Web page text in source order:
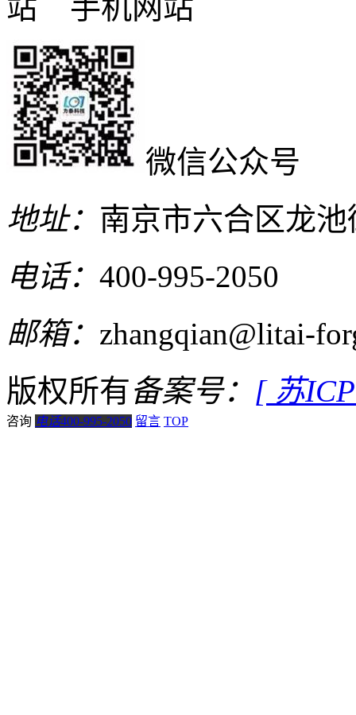
手机网站
微信公众号
地址： 南京市六合区龙
电话： 400-995-2050
邮箱： zhangqian@litai-
版权所有备案号： [ 苏
咨询 电话400-995-2050 留言 TOP